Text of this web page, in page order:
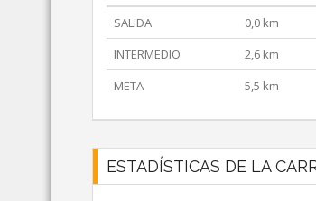
SALIDA 0,0 km
INTERMEDIO
2,6 km
META
5,5 km
ESTADÍSTICAS DE LA